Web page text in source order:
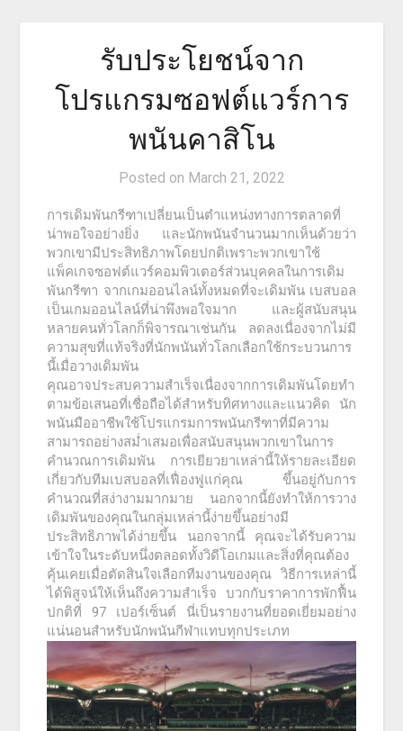
รับประโยชน์จาก
โปรแกรมซอฟต์แวร์การ
พนันคาสิโน
Posted on March 21, 2022
การเดิมพันกรีฑาเปลี่ยนเป็นตำแหน่งทางการตลาดที่
น่าพอใจอย่างยิ่ง และนักพนันจำนวนมากเห็นด้วยว่า
พวกเขามีประสิทธิภาพโดยปกติเพราะพวกเขาใช้
แพ็คเกจซอฟต์แวร์คอมพิวเตอร์ส่วนบุคคลในการเดิม
พันกรีฑา จากเกมออนไลน์ทั้งหมดที่จะเดิมพัน เบสบอล
เป็นเกมออนไลน์ที่น่าพึงพอใจมาก และผู้สนับสนุน
หลายคนทั่วโลกก็พิจารณาเช่นกัน ลดลงเนื่องจากไม่มี
ความสุขที่แท้จริงที่นักพนันทั่วโลกเลือกใช้กระบวนการ
นี้เมื่อวางเดิมพัน
คุณอาจประสบความสำเร็จเนื่องจากการเดิมพันโดยทำ
ตามข้อเสนอที่เชื่อถือได้สำหรับทิศทางและแนวคิด นัก
พนันมืออาชีพใช้โปรแกรมการพนันกรีฑาที่มีความ
สามารถอย่างสม่ำเสมอเพื่อสนับสนุนพวกเขาในการ
คำนวณการเดิมพัน การเยียวยาเหล่านี้ให้รายละเอียด
เกี่ยวกับทีมเบสบอลที่เฟื่องฟูแก่คุณ ขึ้นอยู่กับการ
คำนวณที่สง่างามมากมาย นอกจากนี้ยังทำให้การวาง
เดิมพันของคุณในกลุ่มเหล่านี้ง่ายขึ้นอย่างมี
ประสิทธิภาพได้ง่ายขึ้น นอกจากนี้ คุณจะได้รับความ
เข้าใจในระดับหนึ่งตลอดทั้งวิดีโอเกมและสิ่งที่คุณต้อง
คุ้นเคยเมื่อตัดสินใจเลือกทีมงานของคุณ วิธีการเหล่านี้
ได้พิสูจน์ให้เห็นถึงความสำเร็จ บวกกับราคาการพักฟื้น
ปกติที่ 97 เปอร์เซ็นต์ นี่เป็นรายงานที่ยอดเยี่ยมอย่าง
แน่นอนสำหรับนักพนันกีฬาแทบทุกประเภท